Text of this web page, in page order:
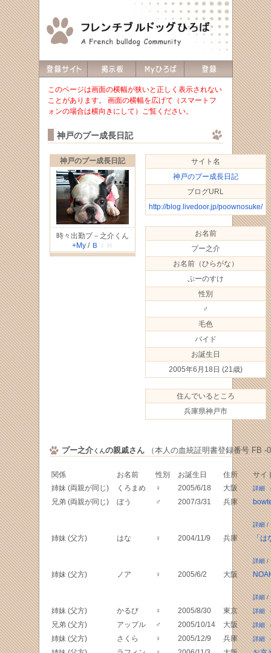
このページは画面の横幅が狭いと正しく表示されない
ことがあります。 画面の横幅を広げて（スマートフ
ォンの場合は横向きにして）ご覧ください。
神戸のプー成長日記
神戸のプー成長日記
時々出勤プ－之介くん
+My/ Ｂ ＩＨ
サイト名
神戸のプー成長日記
ブログURL
http://blog.livedoor.jp/poownosuke/
お名前
プー之介
お名前（ひらがな）
ぷーのすけ
性別
♂
毛色
パイド
お誕生日
2005年6月18日 (21歳)
住んでいるところ
兵庫県神戸市
プー之介くんの親戚さん（本人の血統証明書登録番号 FB -
関係 お名前 性別 お誕生日 住所
サイ
姉妹 (両親が同じ)
くろまめ ♀ 2005/6/18 大阪 詳細
兄弟 (両親が同じ) ぼう ♂ 2007/3/31 兵庫
詳細/
姉妹 (父方) はな ♀ 2004/11/9 兵庫 「は
詳細/
姉妹 (父方) ノア ♀ 2005/6/2 大阪
詳細/
姉妹 (父方) かるび ♀ 2005/8/30 東京 詳細
兄弟 (父方) アップル ♂ 2005/10/14 大阪 詳細
姉妹 (父方) さくら ♀ 2005/12/9 兵庫 詳細